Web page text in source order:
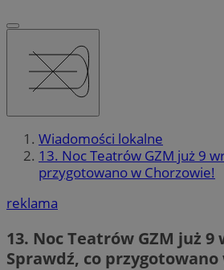
Wiadomości lokalne
13. Noc Teatrów GZM już 9
przygotowano w Chorzowie!
reklama
13. Noc Teatrów GZM już 9
Sprawdź, co przygotowano